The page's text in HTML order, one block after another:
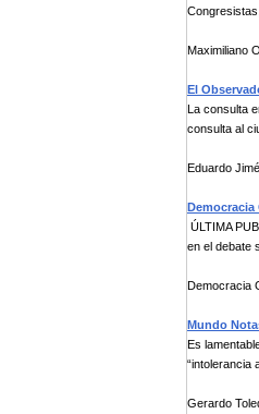
Maximiliano
El
La consulta
consulta al
Eduardo
Democracia
ÚLTIMA
en el debate
Democracia
Mundo
Es
“intolerancia
Gerardo